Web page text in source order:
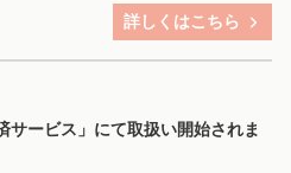
詳しくはこちら
サービス」にて取扱い開始されま